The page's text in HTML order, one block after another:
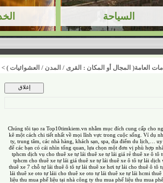
العامة( المجال أو المكان : القرى / المدن / العشوائيات ) >
Chúng tôi tạo ra Top10timkiem.vn nhằm mục đích cung cấp cho
kê một cách chi tiết nhất về mọi lĩnh vực trong cuộc sống. Ví dụ
ty, trung tâm, các nhà hàng, khách sạn, spa, địa điểm du lịch,…
để các bạn có cái nhìn tổng quan, lựa chọn một đơn vị phù hợp
tphcm dịch vụ cho thuê xe tự lái thuê xe tự lái giá rẻ thuê xe ô tô
tphcm cho thuê xe tự lái giá thuê xe tự lái thuê xe ô tô tự lái dịch
thuê xe 7 chỗ tự lái thuê ô tô tự lái thuê xe hơi tự lái cho thuê ô tô
lái thuê xe oto tự láii cho thuê xe oto tự lái thuê xe tự lái hcmi thuê
liệu thu mua phế liệu tại nhà công ty thu mua phế liệu thu mua